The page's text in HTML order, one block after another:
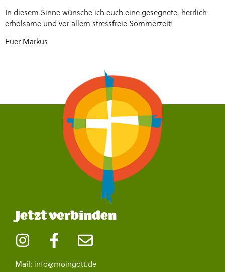
In diesem Sinne wünsche ich euch eine gesegnete, herrlich
erholsame und vor allem stressfreie Sommerzeit!
Euer Markus
Jetzt verbinden
Mail: info@moingott.de